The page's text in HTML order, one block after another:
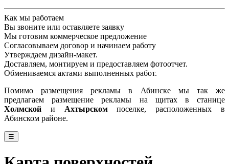
Как мы работаем
Вы звоните или оставляете заявку
Мы готовим коммерческое предложение
Согласовываем договор и начинаем работу
Утверждаем дизайн-макет.
Доставляем, монтируем и предоставляем фотоотчет.
Обмениваемся актами выполненных работ.
Помимо размещения рекламы в Абинске мы так же
предлагаем размещение рекламы на щитах в станице
Холмской и Ахтырскомпоселке, расположенных в
Абинском районе.
☰